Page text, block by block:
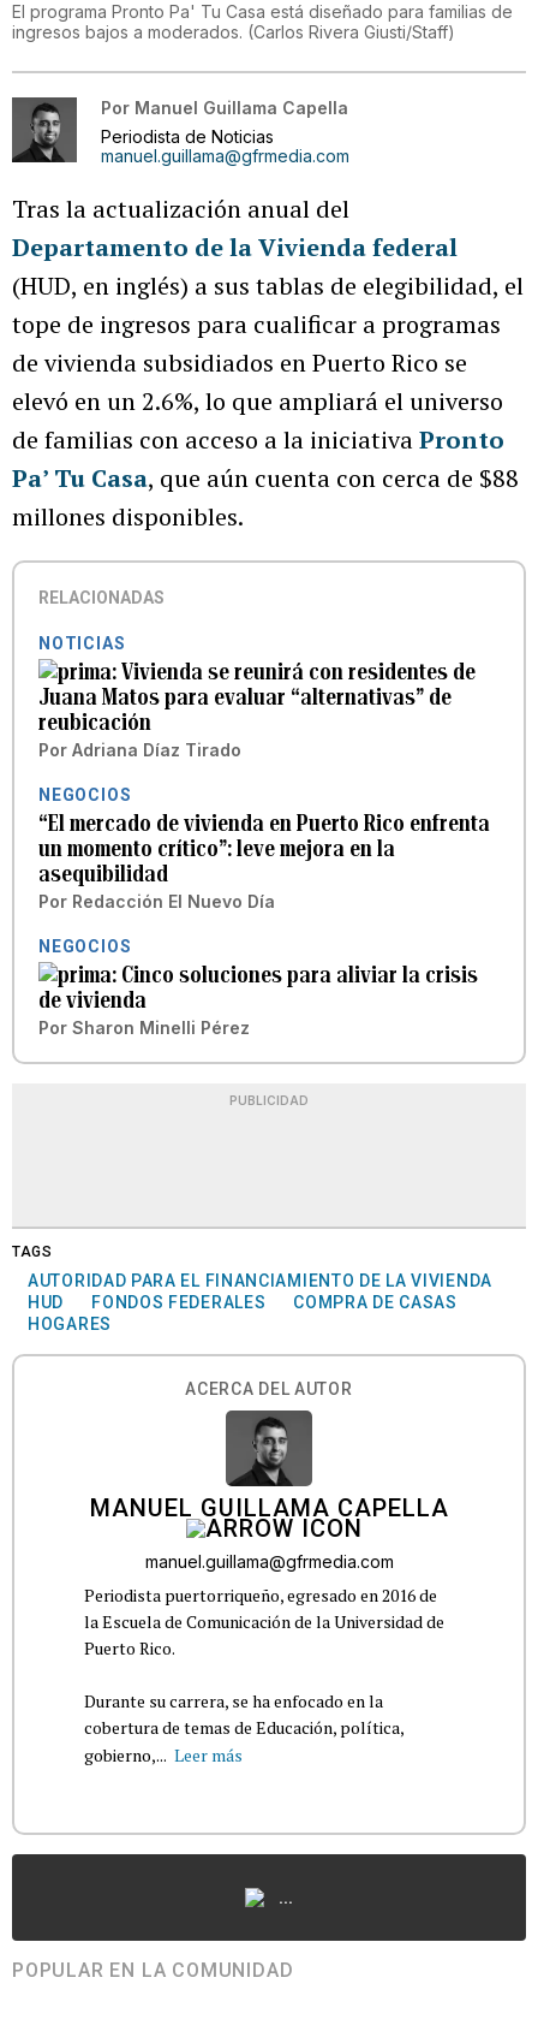
El programa Pronto Pa' Tu Casa está diseñado para familias de
ingresos bajos a moderados. (Carlos Rivera Giusti/Staff)
Por Manuel Guillama Capella
Periodista de Noticias
manuel.guillama@gfrmedia.com
Tras la actualización anual del
Departamento de la Vivienda federal
(HUD, en inglés) a sus tablas de elegibilidad, el
tope de ingresos para cualificar a programas
de vivienda subsidiados en Puerto Rico se
elevó en un 2.6%, lo que ampliará el universo
de familias con acceso a la iniciativaPronto
Pa’ Tu Casa, que aún cuenta con cerca de $88
millones disponibles.
RELACIONADAS
NOTICIAS
Vivienda se reunirá con residentes de
Juana Matos para evaluar “alternativas” de
reubicación
Por Adriana Díaz Tirado
NEGOCIOS
“El mercado de vivienda en Puerto Rico enfrenta
un momento crítico”: leve mejora en la
asequibilidad
Por Redacción El Nuevo Día
NEGOCIOS
Cinco soluciones para aliviar la crisis
de vivienda
Por Sharon Minelli Pérez
PUBLICIDAD
TAGS
AUTORIDAD PARA EL FINANCIAMIENTO DE LA VIVIENDA
HUD
FONDOS FEDERALES
COMPRA DE CASAS
HOGARES
ACERCA DEL AUTOR
MANUEL GUILLAMA CAPELLA
manuel.guillama@gfrmedia.com
Periodista puertorriqueño, egresado en 2016 de
la Escuela de Comunicación de la Universidad de
Puerto Rico.
Durante su carrera, se ha enfocado en la
cobertura de temas de Educación, política,
gobierno,... Leer más
...
POPULAR EN LA COMUNIDAD